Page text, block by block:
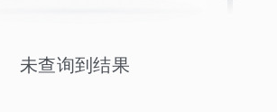
未查询到结果